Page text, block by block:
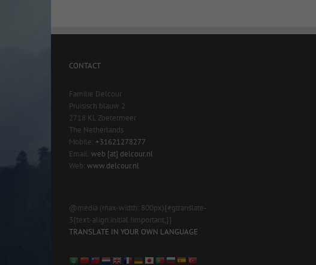
CONTACT
Familie Delcour
Pruisisch blauw 2
2718 KL Zoetermeer
The Netherlands
Mobile: +31621278277
Email: web [at] delcour.nl
Web: www.delcour.nl
@media (max-width: 800px){#gtranslate-
3{text-align:initial !important;}}
TRANSLATE IN YOUR OWN LANGUAGE